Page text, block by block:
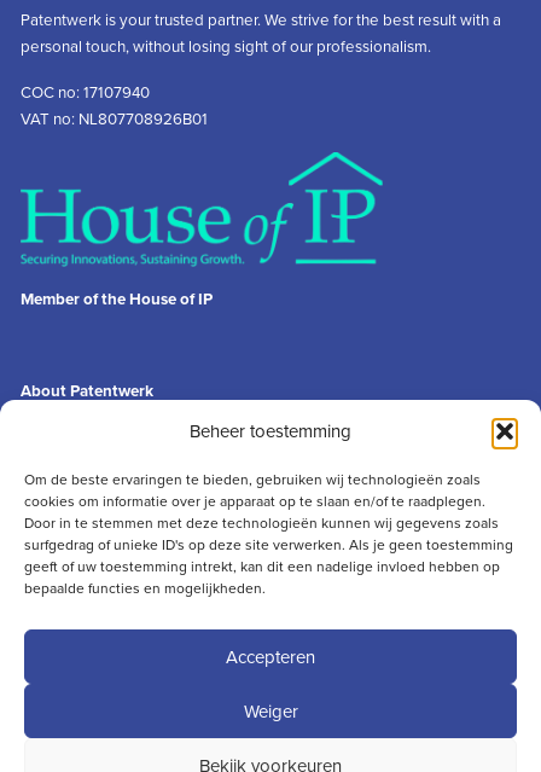
Beheer toestemming
Om de beste ervaringen te bieden, gebruiken wij technologieën zoals
cookies om informatie over je apparaat op te slaan en/of te raadplegen.
Door in te stemmen met deze technologieën kunnen wij gegevens zoals
surfgedrag of unieke ID's op deze site verwerken. Als je geen toestemming
geeft of uw toestemming intrekt, kan dit een nadelige invloed hebben op
bepaalde functies en mogelijkheden.
Accepteren
Weiger
Bekijk voorkeuren
Patentwerk is your trusted partner. We strive for the best result with a
personal touch, without losing sight of our professionalism.
COC no: 17107940
VAT no: NL807708926B01
Member of the House of IP
About Patentwerk
Disclaimer
Contact
info@patentwerk.nl
+31 (0)73 691 13 50